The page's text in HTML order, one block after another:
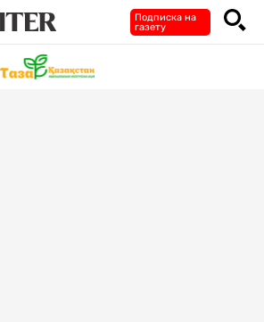
Подписка на
газету